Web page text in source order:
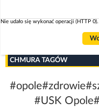
Nie udało się wykonać operacji (HTTP 0).
CHMURA TAGÓW
#opole#zdrowie
#USK Opole